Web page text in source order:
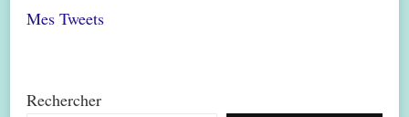
Mes Tweets
Rechercher